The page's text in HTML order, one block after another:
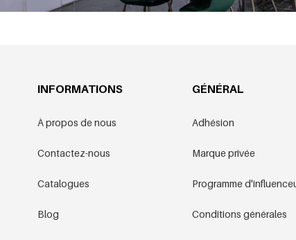
INFORMATIONS
À propos de nous
Contactez-nous
Catalogues
Blog
GÉNÉRAL
Adhésion
Marque privée
Programme
Conditions générales